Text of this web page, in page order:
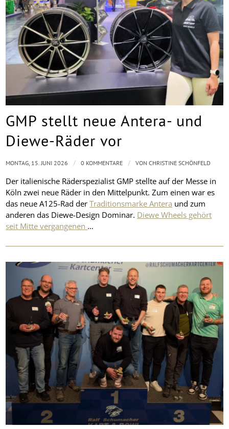
GMP stellt neue Antera- und
Diewe-Räder vor
Der italienische Räderspezialist GMP stellte auf der Messe in
Köln zwei neue Räder in den Mittelpunkt. Zum einen war es
das neue A125-Rad derTraditionsmarke Antera und zum
anderen das Diewe-Design Dominar. Diewe Wheels gehört
seit Mitte vergangenen …
MONTAG, 15. JUNI 2026 / 0 KOMMENTARE / VONCHRISTINE SCHÖNFELD